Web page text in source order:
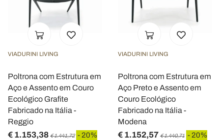
VIADURINI LIVING
Poltrona com Estrutura em
Aço e Assento em Couro
Ecológico Grafite
Fabricado na Itália -
Reggio
€ 1.153,38 € 1.441,72 - 20%
VIADURINI LIVING
Poltrona com Estrutura em
Aço Preto e Assento em
Couro Ecológico
Fabricado na Itália -
Modena
€ 1.152,57 € 1.440,71 - 20%